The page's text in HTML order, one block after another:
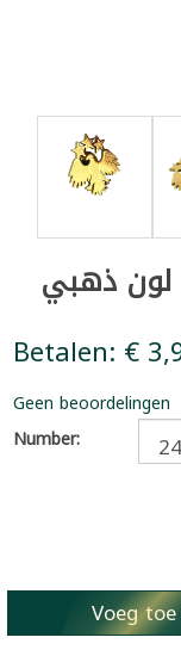
لون ذهبي
Betalen: €
Geen beoordelingen
Number:
Voeg toe